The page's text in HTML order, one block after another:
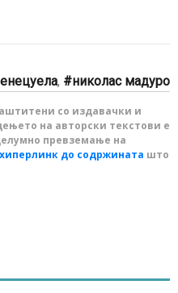
, николас мадуро
со издавачки и
на авторски текстови е
превземање на
хиперлинк до содржината што